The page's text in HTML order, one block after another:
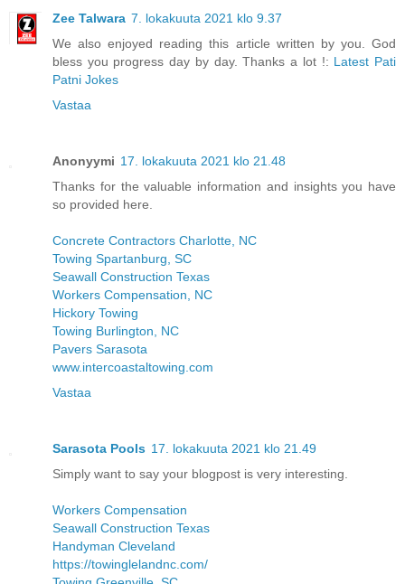
Zee Talwara 7. lokakuuta 2021 klo 9.37
We also enjoyed reading this article written by you. God
bless you progress day by day. Thanks a lot !: Latest Pati
Patni Jokes
Vastaa
Anonyymi 17. lokakuuta 2021 klo 21.48
Thanks for the valuable information and insights you have
so provided here.
Concrete Contractors Charlotte, NC
Towing Spartanburg, SC
Seawall Construction Texas
Workers Compensation, NC
Hickory Towing
Towing Burlington, NC
Pavers Sarasota
www.intercoastaltowing.com
Vastaa
Sarasota Pools 17. lokakuuta 2021 klo 21.49
Simply want to say your blogpost is very interesting.
Workers Compensation
Seawall Construction Texas
Handyman Cleveland
https://towinglelandnc.com/